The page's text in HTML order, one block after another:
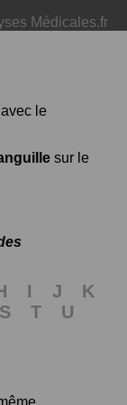
Médicales.fr
avec le
sur le
I J
K
S T
U